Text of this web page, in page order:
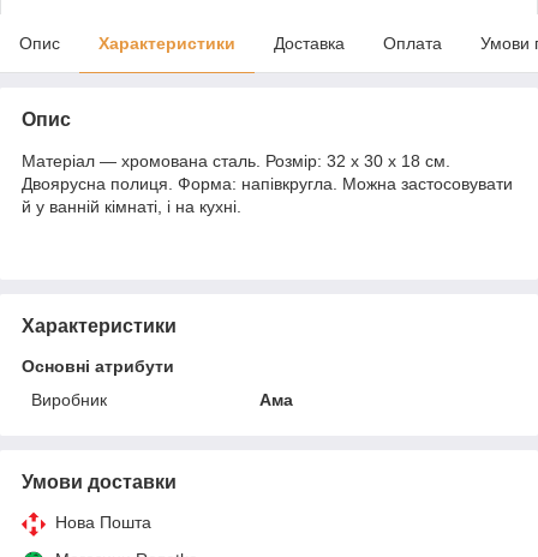
Опис Характеристики Доставка Оплата Умови
Опис
Матеріал — хромована сталь. Розмір: 32 х 30 х 18 см.
Двоярусна полиця. Форма: напівкругла. Можна застосовувати
й у ванній кімнаті, і на кухні.
Характеристики
Основні атрибути
Виробник
Ама
Умови доставки
Нова Пошта